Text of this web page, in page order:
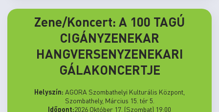
Zene/Koncert: A 100 TAGÚ
CIGÁNYZENEKAR
HANGVERSENYZENEKARI
GÁLAKONCERTJE
Helyszín: AGORA Szombathelyi Kulturális Központ,
Szombathely, Március 15. tér 5.
Időpont:2026 Október 17. (Szombat) 19:00